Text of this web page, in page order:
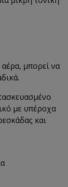
μπορεί να
με υπέροχα
και